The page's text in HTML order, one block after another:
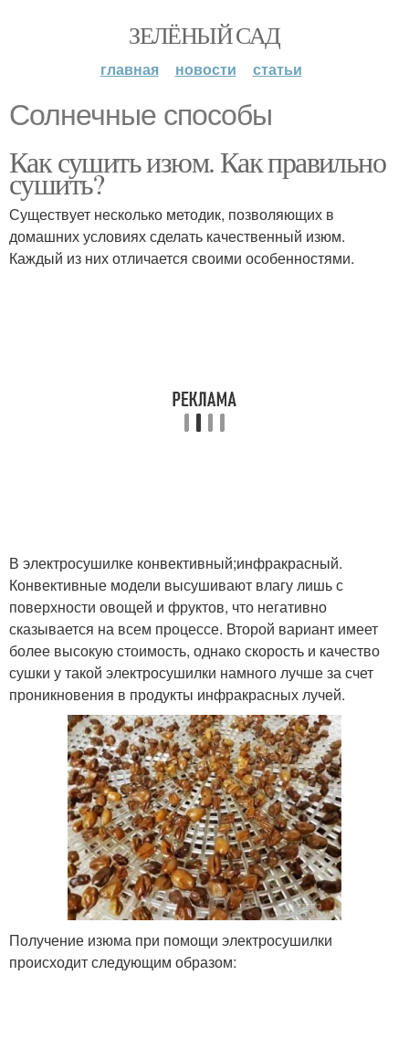
ЗЕЛЁНЫЙ САД
главная новости статьи
Солнечные способы
Как сушить изюм. Как правильно
сушить?
Существует несколько методик, позволяющих в
домашних условиях сделать качественный изюм.
Каждый из них отличается своими особенностями.
В электросушилке конвективный;инфракрасный.
Конвективные модели высушивают влагу лишь с
поверхности овощей и фруктов, что негативно
сказывается на всем процессе. Второй вариант имеет
более высокую стоимость, однако скорость и качество
сушки у такой электросушилки намного лучше за счет
проникновения в продукты инфракрасных лучей.
Получение изюма при помощи электросушилки
происходит следующим образом: